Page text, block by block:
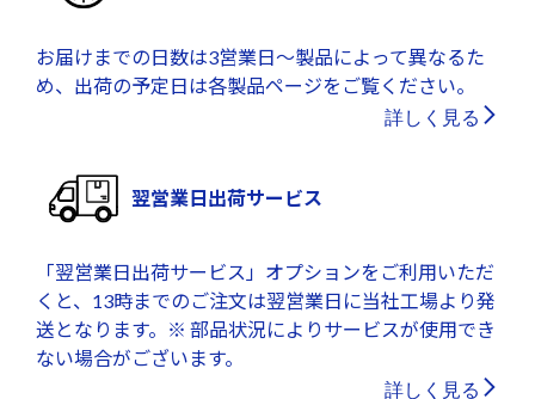
お届けまでの日数は3営業日～製品によって異なるた
め、出荷の予定日は各製品ページをご覧ください。
詳しく見る
翌営業日出荷サービス
「翌営業日出荷サービス」オプションをご利用いただ
くと、13時までのご注文は翌営業日に当社工場より発
送となります。※ 部品状況によりサービスが使用でき
ない場合がございます。
詳しく見る